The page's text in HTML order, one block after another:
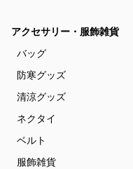
アクセサリー・服飾雑貨
バッグ
防寒グッズ
清涼グッズ
ネクタイ
ベルト
服飾雑貨